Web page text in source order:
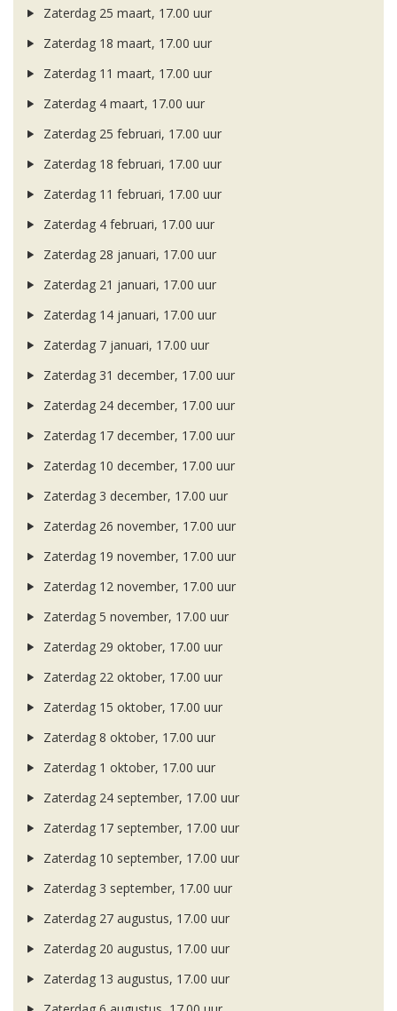
Zaterdag 25 maart, 17.00 uur
Zaterdag 18 maart, 17.00 uur
Zaterdag 11 maart, 17.00 uur
Zaterdag 4 maart, 17.00 uur
Zaterdag 25 februari, 17.00 uur
Zaterdag 18 februari, 17.00 uur
Zaterdag 11 februari, 17.00 uur
Zaterdag 4 februari, 17.00 uur
Zaterdag 28 januari, 17.00 uur
Zaterdag 21 januari, 17.00 uur
Zaterdag 14 januari, 17.00 uur
Zaterdag 7 januari, 17.00 uur
Zaterdag 31 december, 17.00 uur
Zaterdag 24 december, 17.00 uur
Zaterdag 17 december, 17.00 uur
Zaterdag 10 december, 17.00 uur
Zaterdag 3 december, 17.00 uur
Zaterdag 26 november, 17.00 uur
Zaterdag 19 november, 17.00 uur
Zaterdag 12 november, 17.00 uur
Zaterdag 5 november, 17.00 uur
Zaterdag 29 oktober, 17.00 uur
Zaterdag 22 oktober, 17.00 uur
Zaterdag 15 oktober, 17.00 uur
Zaterdag 8 oktober, 17.00 uur
Zaterdag 1 oktober, 17.00 uur
Zaterdag 24 september, 17.00 uur
Zaterdag 17 september, 17.00 uur
Zaterdag 10 september, 17.00 uur
Zaterdag 3 september, 17.00 uur
Zaterdag 27 augustus, 17.00 uur
Zaterdag 20 augustus, 17.00 uur
Zaterdag 13 augustus, 17.00 uur